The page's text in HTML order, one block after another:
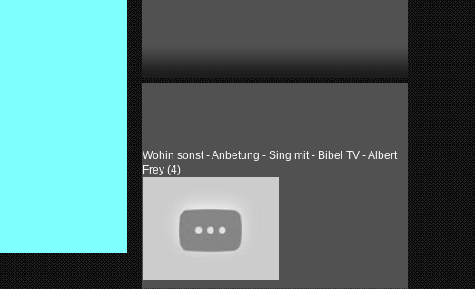
Wohin sonst - Anbetung - Sing mit - Bibel TV - Albert
Frey (4)